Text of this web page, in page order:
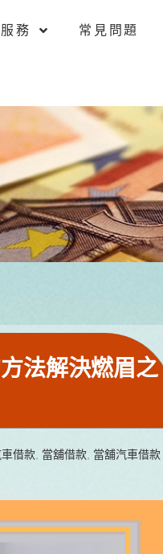
務 常見問題
法解決燃眉之
借款, 當舖借款, 當舖汽車借款